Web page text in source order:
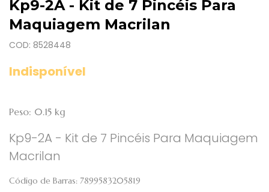
Kp9-2A - Kit de 7 Pincéis Para
Maquiagem Macrilan
COD: 8528448
Indisponível
Peso: 0.15 kg
Kp9-2A - Kit de 7 Pincéis Para Maquiagem
Macrilan
Código de Barras: 7899583205819